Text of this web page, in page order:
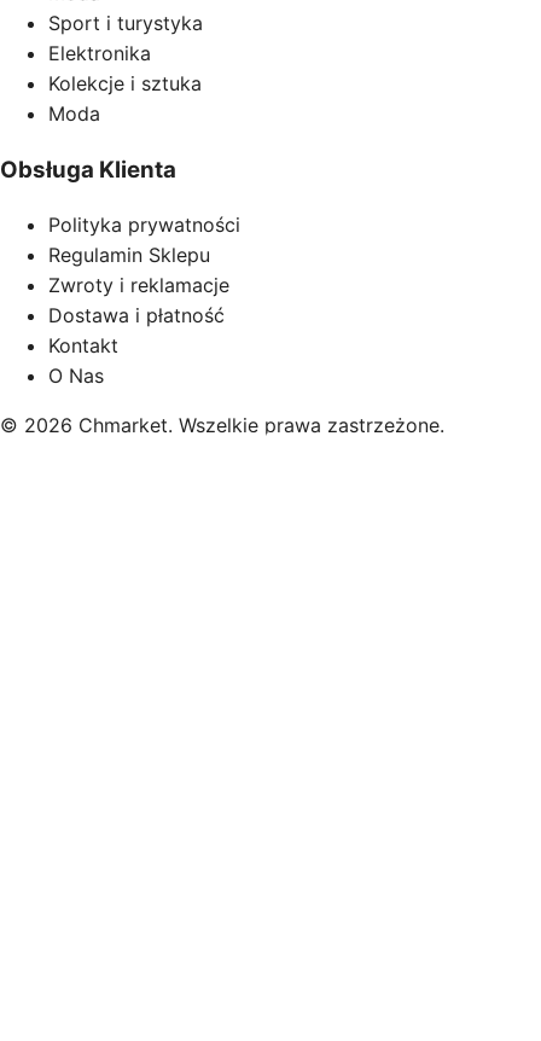
Sport i turystyka
Elektronika
Kolekcje i sztuka
Moda
Obsługa Klienta
Polityka prywatności
Regulamin Sklepu
Zwroty i reklamacje
Dostawa i płatność
Kontakt
O Nas
© 2026 Chmarket. Wszelkie prawa zastrzeżone.